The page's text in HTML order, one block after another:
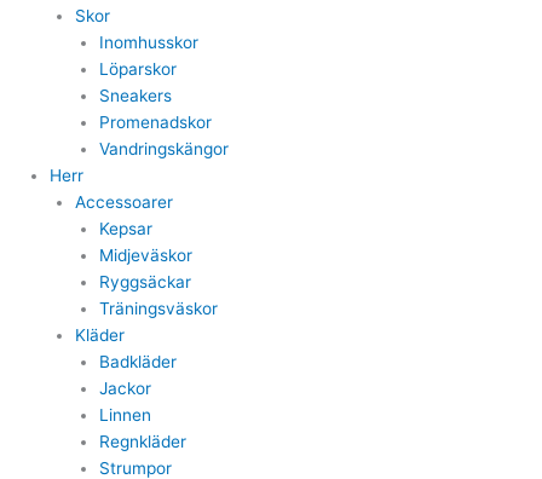
Skor
Inomhusskor
Löparskor
Sneakers
Promenadskor
Vandringskängor
Herr
Accessoarer
Kepsar
Midjeväskor
Ryggsäckar
Träningsväskor
Kläder
Badkläder
Jackor
Linnen
Regnkläder
Strumpor